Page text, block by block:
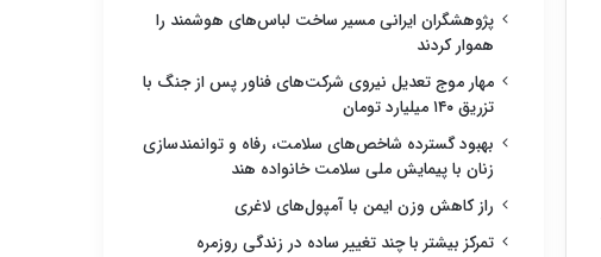
پژوهشگران ایرانی مسیر ساخت لباس‌های هوشمند را
هموار کردند
مهار موج تعدیل نیروی شرکت‌های فناور پس از جنگ با
تزریق ۱۴۰ میلیارد تومان
بهبود گسترده شاخص‌های سلامت، رفاه و توانمندسازی
زنان با پیمایش ملی سلامت خانواده هند
راز کاهش وزن ایمن با آمپول‌های لاغری
تمرکز بیشتر با چند تغییر ساده در زندگی روزمره